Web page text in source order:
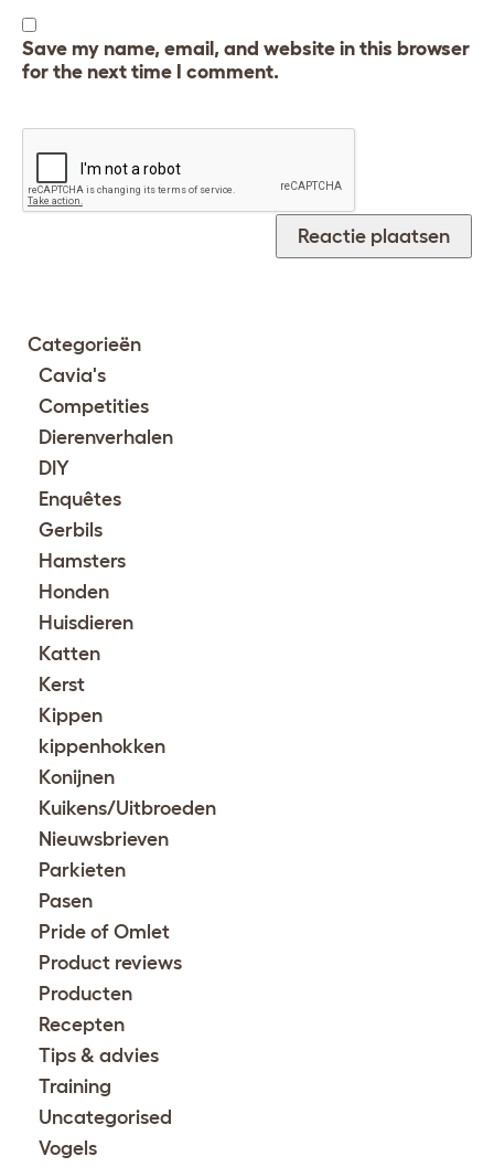
Save my name, email, and website in this browser
for the next time I comment.
Categorieën
Cavia's
Competities
Dierenverhalen
DIY
Enquêtes
Gerbils
Hamsters
Honden
Huisdieren
Katten
Kerst
Kippen
kippenhokken
Konijnen
Kuikens/Uitbroeden
Nieuwsbrieven
Parkieten
Pasen
Pride of Omlet
Product reviews
Producten
Recepten
Tips & advies
Training
Uncategorised
Vogels